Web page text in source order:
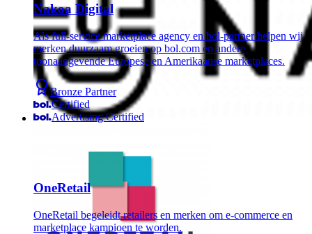
Nakoa Digital
Als full-service marketplace agency en bol-partner helpen wij
merken duurzaam groeien op bol.com en andere
toonaangevende Europese en Amerikaanse marketplaces.
Bronze Partner
Certified
Advertising Certified
OneRetail
OneRetail begeleidt retailers en merken om e-commerce en
marketplace kampioen te worden.